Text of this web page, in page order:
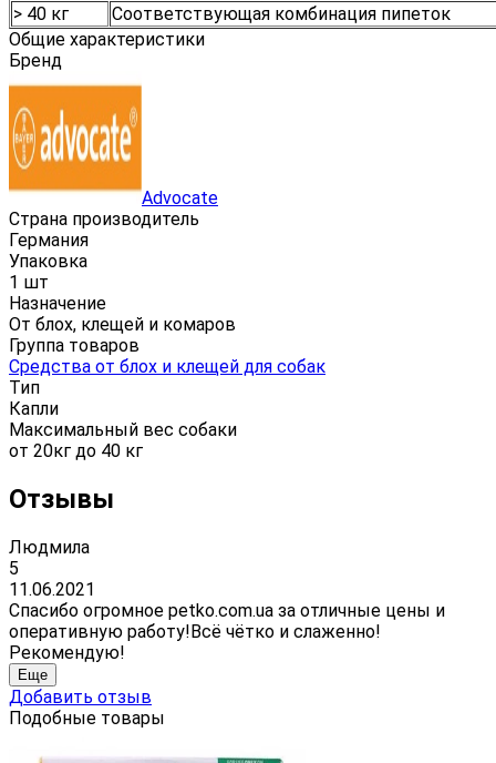
> 40 кг
Соответствующая комбинация пипеток
Общие характеристики
Бренд
Advocate
Страна производитель
Германия
Упаковка
1 шт
Назначение
От блох, клещей и комаров
Группа товаров
Средства от блох и клещей для собак
Тип
Капли
Максимальный вес собаки
от 20кг до 40 кг
Отзывы
Людмила
5
11.06.2021
Спасибо огромное petko.com.ua за отличные цены и
оперативную работу!Всё чётко и слаженно!
Рекомендую!
Еще
Добавить отзыв
Подобные товары